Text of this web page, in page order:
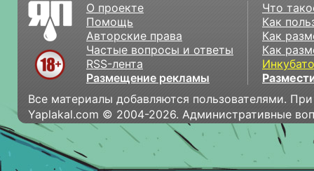
О проекте
Помощь
Авторские права
Частые вопросы и ответы
RSS-лента
Размещение рекламы
Что
Как
Как
Как
Все материалы добавляются пользователями.
Yaplakal.com © 2004-2026. Административные